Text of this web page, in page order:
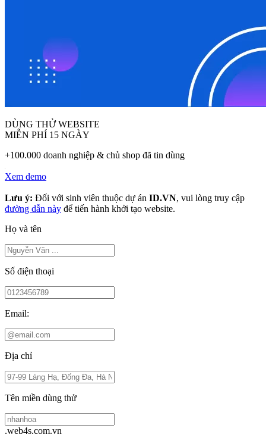
DÙNG THỬ WEBSITE
MIỄN PHÍ 15 NGÀY
+100.000 doanh nghiệp & chủ shop đã tin dùng
Xem demo
Lưu ý: Đối với sinh viên thuộc dự án ID.VN, vui lòng truy cập
đường dẫn này để tiến hành khởi tạo website.
Họ và tên
Số điện thoại
Email:
Địa chỉ
Tên miền dùng thử
.web4s.com.vn